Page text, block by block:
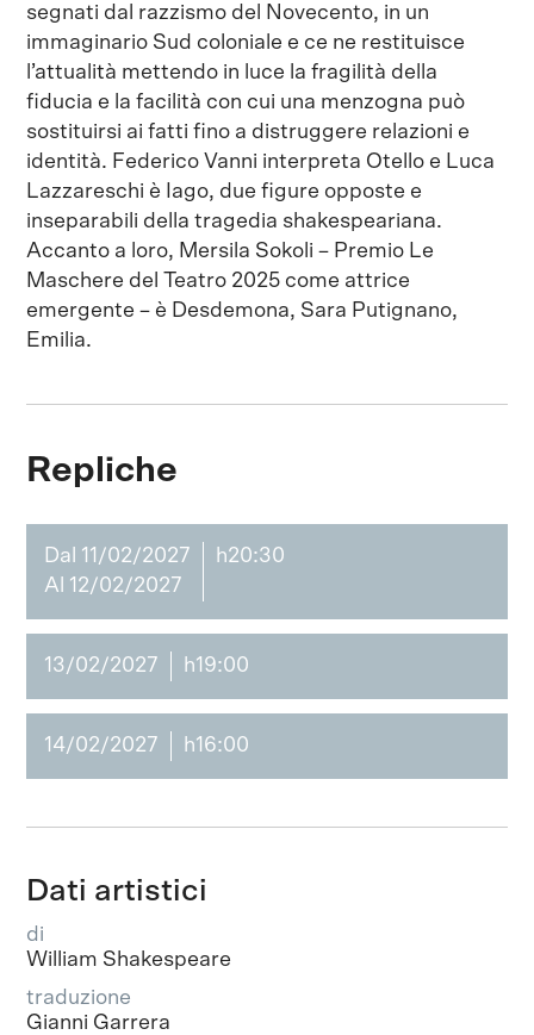
segnati dal razzismo del Novecento, in un
immaginario Sud coloniale e ce ne restituisce
l’attualità mettendo in luce la fragilità della
fiducia e la facilità con cui una menzogna può
sostituirsi ai fatti fino a distruggere relazioni e
identità. Federico Vanni interpreta Otello e Luca
Lazzareschi è Iago, due figure opposte e
inseparabili della tragedia shakespeariana.
Accanto a loro, Mersila Sokoli – Premio Le
Maschere del Teatro 2025 come attrice
emergente – è Desdemona, Sara Putignano,
Emilia.
Repliche
Dal 11/02/2027
Al 12/02/2027
h20:30
13/02/2027 h19:00
14/02/2027 h16:00
Dati artistici
di
William Shakespeare
traduzione
Gianni Garrera